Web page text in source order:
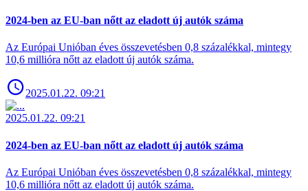
2024-ben az EU-ban nőtt az eladott új autók száma
Az Európai Unióban éves összevetésben 0,8 százalékkal, mintegy
10,6 millióra nőtt az eladott új autók száma.
2025.01.22. 09:21
2025.01.22. 09:21
2024-ben az EU-ban nőtt az eladott új autók száma
Az Európai Unióban éves összevetésben 0,8 százalékkal, mintegy
10,6 millióra nőtt az eladott új autók száma.